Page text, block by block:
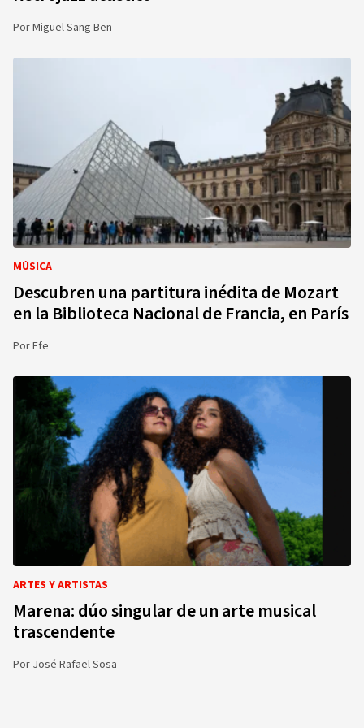
PorMiguel Sang Ben
MÚSICA
Descubren una partitura inédita de Mozart
en la Biblioteca Nacional de Francia, en París
PorEfe
ARTES Y ARTISTAS
Marena: dúo singular de un arte musical
trascendente
Por José Rafael Sosa